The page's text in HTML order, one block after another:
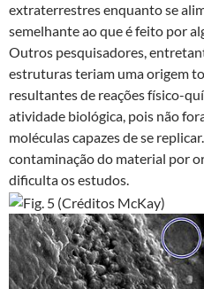
extraterrestres enquanto se
semelhante ao que é feito por
Outros pesquisadores,
estruturas teriam uma origem
resultantes de reações físico-
atividade biológica, pois não
moléculas capazes de se
contaminação do material por
dificulta os estudos.